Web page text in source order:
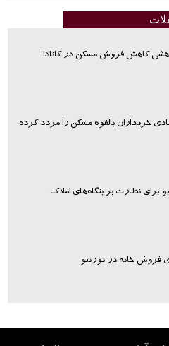
کاهش فروش مسکن در کانادا
خریداران بالقوه مسکن را مردد کرده
برای نظارت بر بنگاه‌های املاک